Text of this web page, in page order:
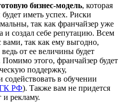
бизнес-модель, которая
иметь успех. Риски
так как франчайзер уже
и создал себе репутацию. Всем
вами, так как ему выгодно,
от ее величины будет
Помимо этого, франчайзер будет
поддержку,
содействовать в обучении
ГК РФ). Также вам не придется
и рекламу.